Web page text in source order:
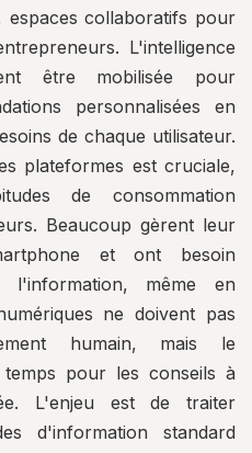
espaces collaboratifs pour
L'intelligence
être mobilisée pour
personnalisées en
de chaque utilisateur.
plateformes est cruciale,
de consommation
Beaucoup gèrent leur
et ont besoin
l'information, même en
ne doivent pas
humain, mais le
pour les conseils à
L'enjeu est de traiter
d'information standard